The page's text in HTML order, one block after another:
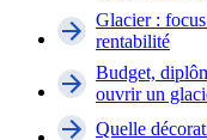
Glacier :
rentabilité
Budget,
ouvrir un
Quelle